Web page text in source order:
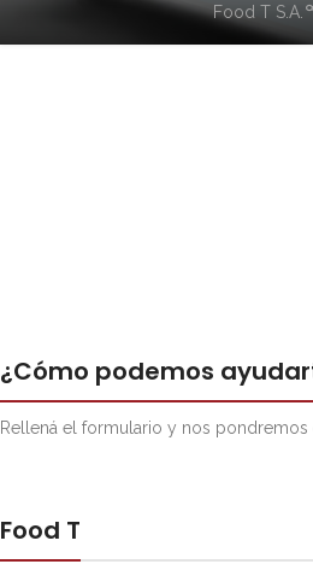
Food T S.A.
¿Cómo podemos
Rellená el formulario y nos
Food T